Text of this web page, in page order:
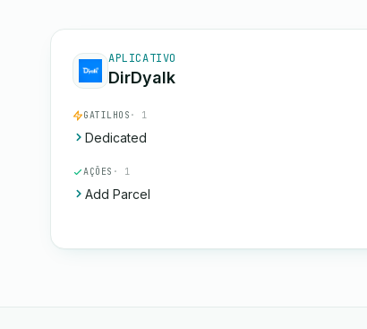
APLICATIVO
DirDyalk
GATILHOS · 1
Dedicated
AÇÕES · 1
Add Parcel